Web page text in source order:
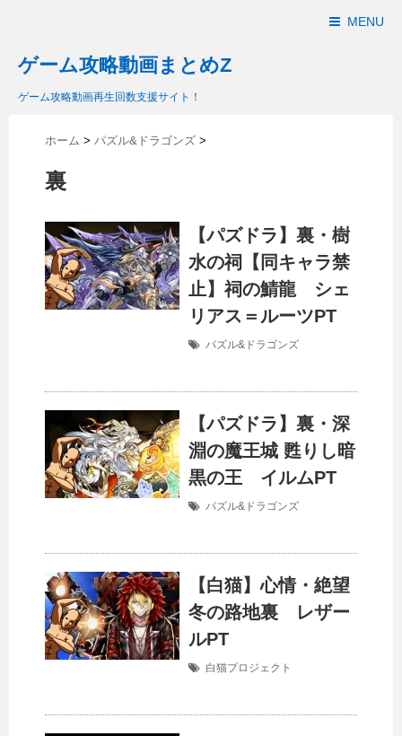
MENU
ゲーム攻略動画まとめZ
ゲーム攻略動画再生回数支援サイト！
ホーム > パズル&ドラゴンズ >
裏
【パズドラ】裏・樹
水の祠【同キャラ禁
止】祠の鯖龍 シェ
リアス＝ルーツPT
パズル&ドラゴンズ
【パズドラ】裏・深
淵の魔王城 甦りし暗
黒の王 イルムPT
パズル&ドラゴンズ
【白猫】心情・絶望
冬の路地裏 レザー
ルPT
白猫プロジェクト